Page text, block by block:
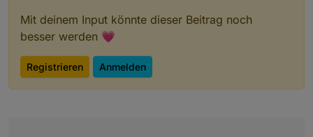
log.error("Timeout – Login nicht
    finally:
if __name__ == "__main__":
Mit deinem Input könnte dieser Beitrag noch
besser werden 💗
Registrieren Anmelden